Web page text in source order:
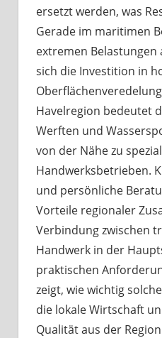
ersetzt werden, was
Gerade im maritimen
extremen Belastungen
sich die Investition in
Havelregion bedeutet
Werften und
von der Nähe zu
Handwerksbetrieben.
und persönliche
Vorteile regionaler
Verbindung zwischen
Handwerk in der
praktischen
zeigt, wie wichtig
die lokale Wirtschaft
Qualität aus der